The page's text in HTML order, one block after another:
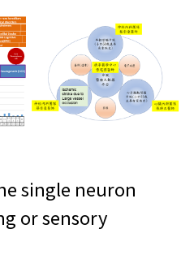
single neuron
or sensory